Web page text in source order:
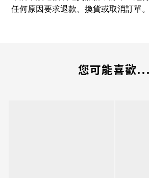
任何原因要求退款、換貨或取消訂單。
您可能喜歡...